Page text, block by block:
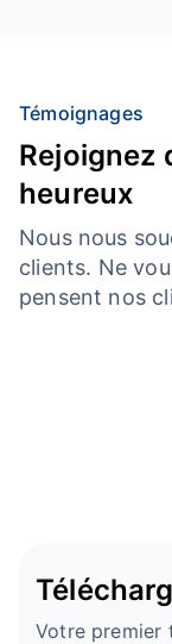
Témoignages
Rejoignez
heureux
Nous nous
clients. Ne
pensent nos
Votre premier